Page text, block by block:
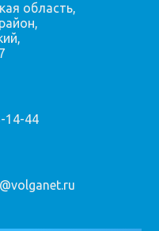
область,
14-44